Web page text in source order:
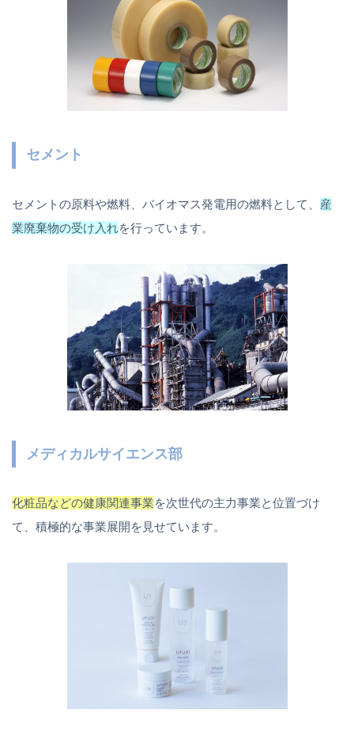
セメント
セメントの原料や燃料、バイオマス発電用の燃料として、 産
業廃棄物の受け入れを行っています。
メディカルサイエンス部
化粧品などの健康関連事業を次世代の主力事業と位置づけ
て、積極的な事業展開を見せています。